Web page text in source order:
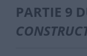
PARTIE 9